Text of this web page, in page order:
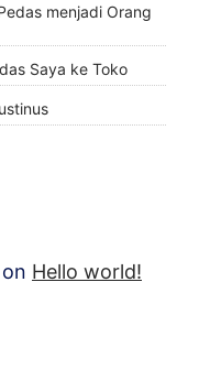
menjadi Orang
Saya ke Toko
on Hello world!